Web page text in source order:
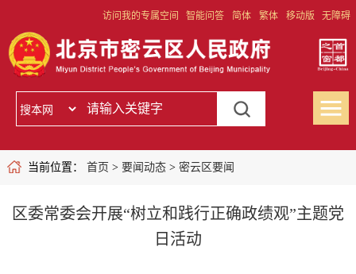
访问我的专属空间 智能问答 简体 繁体 移动版 无障碍
当前位置： 首页 > 要闻动态> 密云区要闻
区委常委会开展“树立和践行正确政绩观”主题党
日活动